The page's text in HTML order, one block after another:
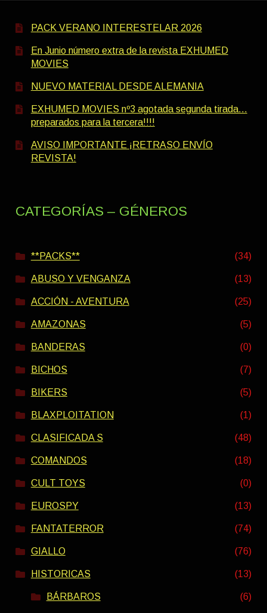
PACK VERANO INTERESTELAR 2026
En Junio número extra de la revista EXHUMED
MOVIES
NUEVO MATERIAL DESDE ALEMANIA
EXHUMED MOVIES nº3 agotada segunda tirada…
preparados para la tercera!!!!
AVISO IMPORTANTE ¡RETRASO ENVÍO
REVISTA!
CATEGORÍAS – GÉNEROS
**PACKS** (34)
ABUSO Y VENGANZA (13)
ACCIÓN - AVENTURA (25)
AMAZONAS (5)
BANDERAS (0)
BICHOS (7)
BIKERS (5)
BLAXPLOITATION (1)
CLASIFICADA S (48)
COMANDOS (18)
CULT TOYS (0)
EUROSPY (13)
FANTATERROR (74)
GIALLO (76)
HISTORICAS (13)
BÁRBAROS (6)